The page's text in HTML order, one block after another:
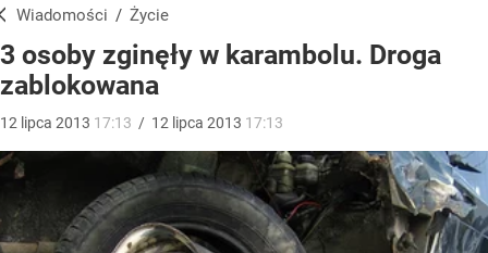
Wiadomości / Życie
3 osoby zginęły w karambolu. Droga
zablokowana
12 lipca 2013 17:13 / 12 lipca 2013 17:13